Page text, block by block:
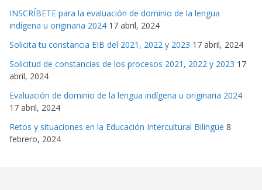
INSCRÍBETE para la evaluación de dominio de la lengua
indígena u originaria 2024 17 abril, 2024
Solicita tu constancia EIB del 2021, 2022 y 2023 17 abril, 2024
Solicitud de constancias de los procesos 2021, 2022 y 2023 17
abril, 2024
Evaluación de dominio de la lengua indígena u originaria 2024
17 abril, 2024
Retos y situaciones en la Educación Intercultural Bilingüe 8
febrero, 2024